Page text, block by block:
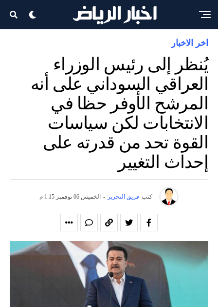
اخر الاخبار
يُنظر إلى رئيس الوزراء
العراقي السوداني على أنه
المرشح الأوفر حظا في
الانتخابات لكن سياسات
القوة تحد من قدرته على
إحداث التغيير
كتب فريق التحرير - الخميس 06 نوفمبر 1:15 م